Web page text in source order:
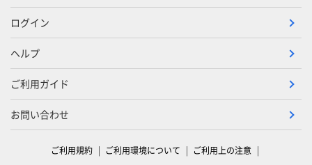
ログイン
ヘルプ
ご利用ガイド
お問い合わせ
ご利用規約 ご利用環境について
ご利用上の注意